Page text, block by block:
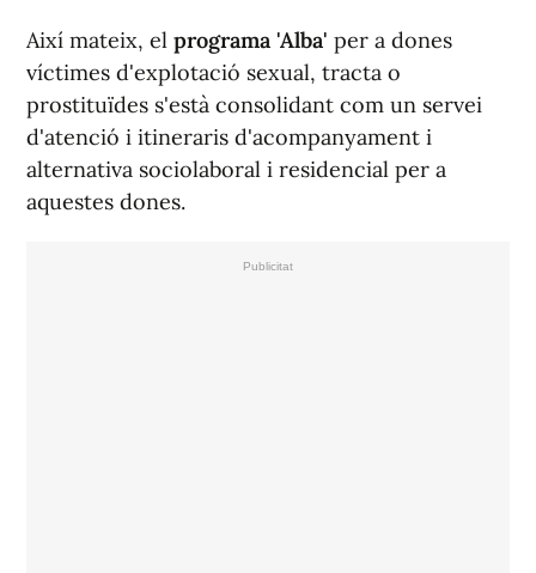
Així mateix, el programa 'Alba' per a dones
víctimes d'explotació sexual, tracta o
prostituïdes s'està consolidant com un servei
d'atenció i itineraris d'acompanyament i
alternativa sociolaboral i residencial per a
aquestes dones.